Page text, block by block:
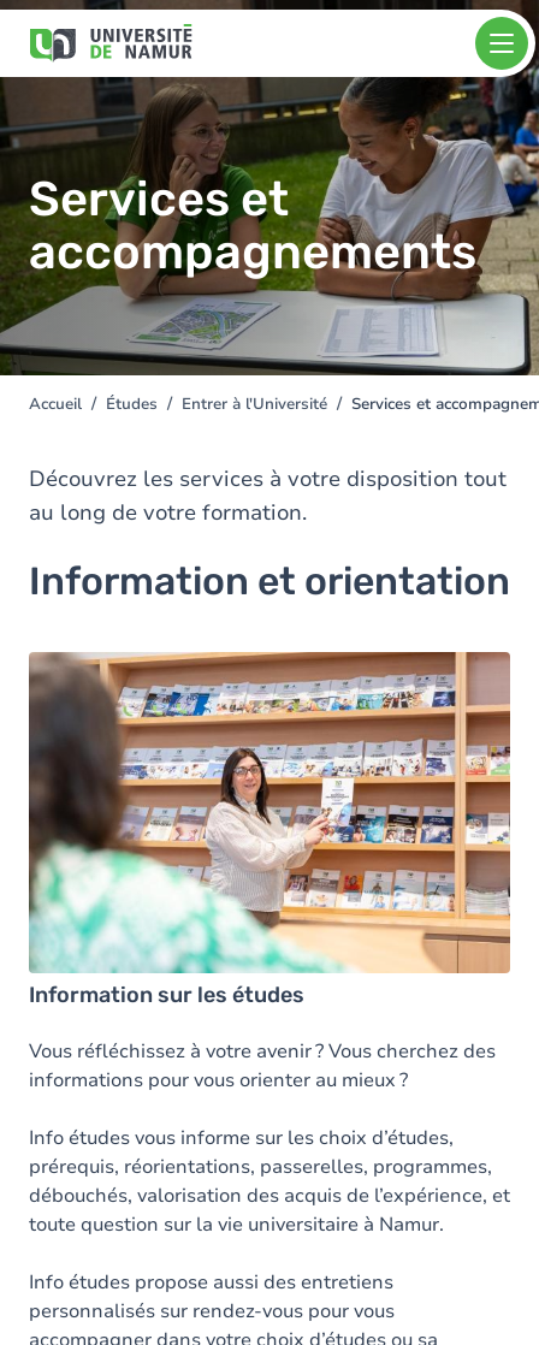
Aller au contenu principal
Aller
contenu
principal
Image
Services et
accompagnements
You
here
Accueil Études Entrer à l'Université Services et
Découvrez les services à votre disposition tout
au long de votre formation.
Information et orientation
Information sur les études
Vous réfléchissez à votre avenir ? Vous cherchez des
informations pour vous orienter au mieux ?
Info études vous informe sur les choix d’études,
prérequis, réorientations, passerelles, programmes,
débouchés, valorisation des acquis de l’expérience, et
toute question sur la vie universitaire à Namur.
Info études propose aussi des entretiens
personnalisés sur rendez-vous pour vous